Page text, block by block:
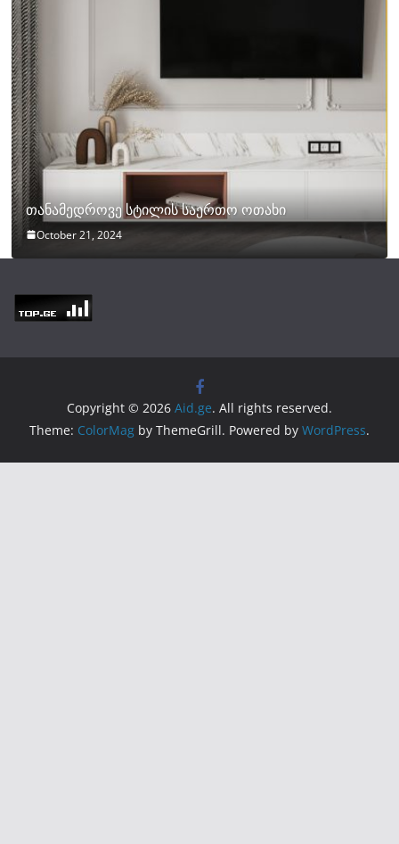
თანამედროვე სტილის საერთო ოთახი
October 21, 2024
Copyright © 2026 Aid.ge. All rights reserved.
Theme: ColorMag by ThemeGrill. Powered by WordPress.